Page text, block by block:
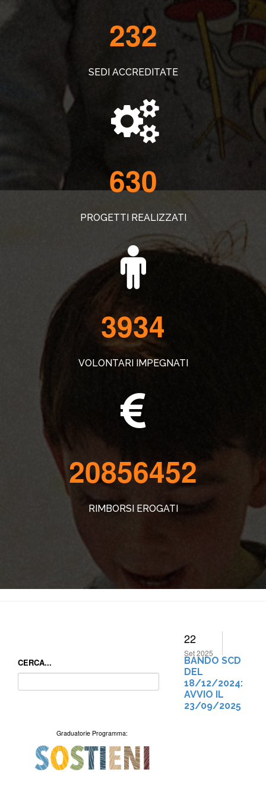
232
SEDI ACCREDITATE
630
PROGETTI REALIZZATI
3934
VOLONTARI IMPEGNATI
20856452
RIMBORSI EROGATI
CERCA...
Graduatorie Programma:
22
Set 2025
BANDO SCD
DEL
18/12/2024:
AVVIO IL
23/09/2025